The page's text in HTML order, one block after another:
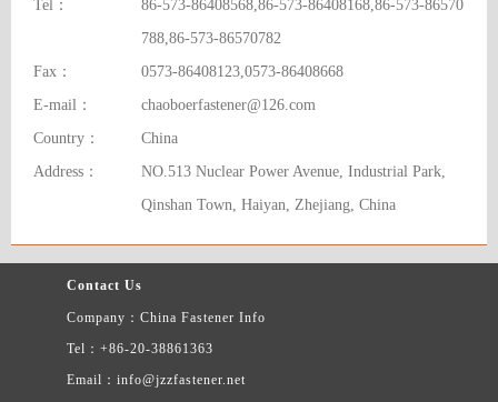
Tel：
86-573-86408568,86-573-86408168,86-573-86570
788,86-573-86570782
Fax：
0573-86408123,0573-86408668
E-mail：
chaoboerfastener@126.com
Country：
China
Address：
NO.513 Nuclear Power Avenue, Industrial Park,
Qinshan Town, Haiyan, Zhejiang, China
Contact Us
Company：China Fastener Info
Tel：+86-20-38861363
Email：info@jzzfastener.net